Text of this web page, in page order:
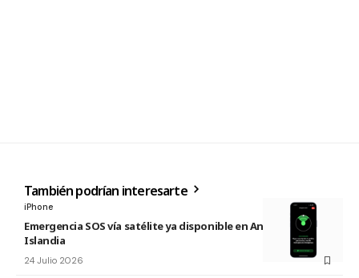
También podrían interesarte
iPhone
Emergencia SOS vía satélite ya disponible en Andorra e
Islandia
24 Julio 2026